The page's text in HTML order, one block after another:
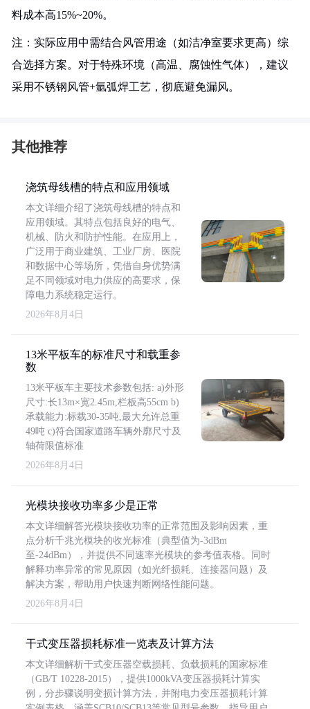
料成本高15%~20%。
注：实际应用中需结合风管用途（如洁净室要求更高）综
合选择方案。对于特殊环境（高温、腐蚀性气体），建议
采用不锈钢风管+氩弧焊工艺，彻底避免漏风。
其他推荐
浇筑母线槽的特点和应用领域
本文详细介绍了浇筑母线槽的特点和
应用领域。其特点包括良好的电气、
机械、防火和防护性能。在应用上，
广泛用于商业建筑、工业厂房、医院
和数据中心等场所，凭借自身优势满
足不同领域对电力供应的高要求，保
障电力系统稳定运行。
2026年8月4日
13米平板车的标准尺寸和载重参
数
13米平板车主要技术参数包括: a)外形
尺寸:长13m×宽2.45m,栏板高55cm b)
承载能力:标载30-35吨,最大允许总重
49吨 c)符合国家道路车辆外廓尺寸及
轴荷限值标准
2026年8月4日
光模块接收功率多少是正常
本文详细解答光模块接收功率的正常范围及影响因素，重
点分析千兆光模块的收光标准（典型值为-3dBm
至-24dBm），并提供不同速率光模块的参考值表格。同时
解释功率异常的常见原因（如光纤损耗、连接器问题）及
解决方案，帮助用户快速判断网络性能问题。
2026年8月4日
干式变压器损耗标准一览表及计算方法
本文详细解析干式变压器空载损耗、负载损耗的国家标准
（GB/T 10228-2015），提供1000kVA变压器损耗计算实
例，分步骤说明变损计算方法，并附电力变压器损耗计算